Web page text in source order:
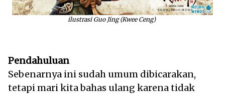
ilustrasi Guo Jing (Kwee Ceng)
Pendahuluan
Sebenarnya ini sudah umum dibicarakan,
tetapi mari kita bahas ulang karena tidak